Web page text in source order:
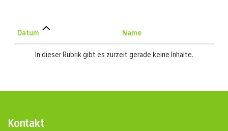
Datum Name
In dieser Rubrik gibt es zurzeit gerade keine Inhalte.
Fusszeile
Kontakt